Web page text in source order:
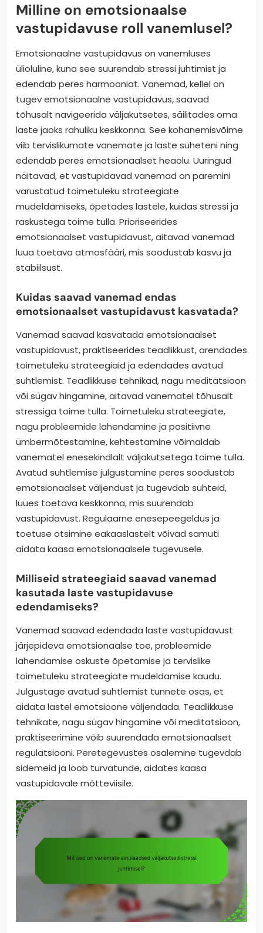
Milline on emotsionaalse
vastupidavuse roll vanemlusel?
Emotsionaalne vastupidavus on vanemluses
ülioluline, kuna see suurendab stressi juhtimist ja
edendab peres harmooniat. Vanemad, kellel on
tugev emotsionaalne vastupidavus, saavad
tõhusalt navigeerida väljakutsetes, säilitades oma
laste jaoks rahuliku keskkonna. See kohanemisvõime
viib tervislikumate vanemate ja laste suheteni ning
edendab peres emotsionaalset heaolu. Uuringud
näitavad, et vastupidavad vanemad on paremini
varustatud toimetuleku strateegiate
mudeldamiseks, õpetades lastele, kuidas stressi ja
raskustega toime tulla. Prioriseerides
emotsionaalset vastupidavust, aitavad vanemad
luua toetava atmosfääri, mis soodustab kasvu ja
stabiilsust.
Kuidas saavad vanemad endas
emotsionaalset vastupidavust kasvatada?
Vanemad saavad kasvatada emotsionaalset
vastupidavust, praktiseerides teadlikkust, arendades
toimetuleku strateegiaid ja edendades avatud
suhtlemist. Teadlikkuse tehnikad, nagu meditatsioon
või sügav hingamine, aitavad vanematel tõhusalt
stressiga toime tulla. Toimetuleku strateegiate,
nagu probleemide lahendamine ja positiivne
ümbermõtestamine, kehtestamine võimaldab
vanematel enesekindlalt väljakutsetega toime tulla.
Avatud suhtlemise julgustamine peres soodustab
emotsionaalset väljendust ja tugevdab suhteid,
luues toetava keskkonna, mis suurendab
vastupidavust. Regulaarne enesepeegeldus ja
toetuse otsimine eakaaslastelt võivad samuti
aidata kaasa emotsionaalsele tugevusele.
Milliseid strateegiaid saavad vanemad
kasutada laste vastupidavuse
edendamiseks?
Vanemad saavad edendada laste vastupidavust
järjepideva emotsionaalse toe, probleemide
lahendamise oskuste õpetamise ja tervislike
toimetuleku strateegiate mudeldamise kaudu.
Julgustage avatud suhtlemist tunnete osas, et
aidata lastel emotsioone väljendada. Teadlikkuse
tehnikate, nagu sügav hingamine või meditatsioon,
praktiseerimine võib suurendada emotsionaalset
regulatsiooni. Peretegevustes osalemine tugevdab
sidemeid ja loob turvatunde, aidates kaasa
vastupidavale mõtteviisile.